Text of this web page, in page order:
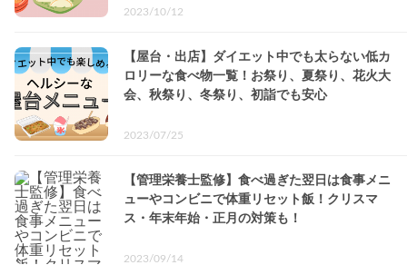
2023/10/12
【屋台・出店】ダイエット中でも太らない低カ
ロリーな食べ物一覧！お祭り、夏祭り、花火大
会、秋祭り、冬祭り、初詣でも安心
2023/07/25
【管理栄養士監修】食べ過ぎた翌日は食事メニ
ューやコンビニで体重リセット飯！クリスマ
ス・年末年始・正月の対策も！
2023/09/14